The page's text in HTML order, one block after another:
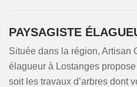
PAYSAGISTE
Située dans la région, Artisan
élagueur à Lostanges
soit les travaux d’arbres dont